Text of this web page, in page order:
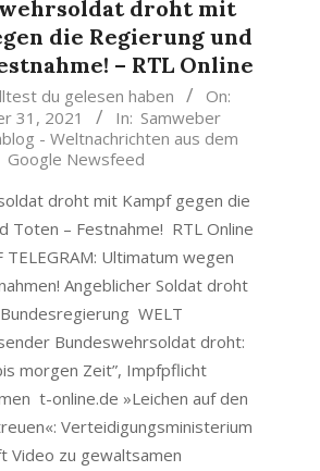
droht mit
die Regierung und
– RTL Online
du gelesen haben
On:
31, 2021
In: Samweber
- Weltnachrichten aus dem
Google Newsfeed
droht mit Kampf gegen die
Toten – Festnahme! RTL Online
TELEGRAM: Ultimatum wegen
Angeblicher Soldat droht
WELT
Bundeswehrsoldat droht:
morgen Zeit”, Impfpflicht
t-online.de »Leichen auf den
Verteidigungsministerium
Video zu gewaltsamen